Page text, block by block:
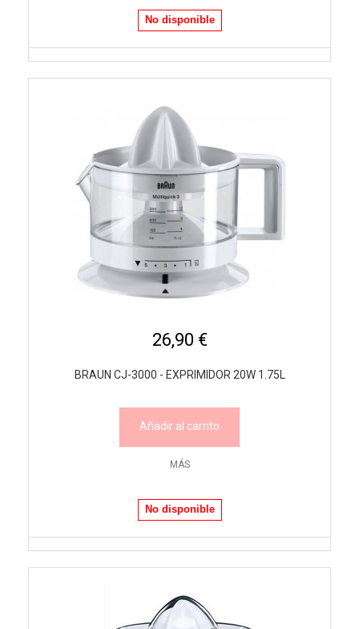
No disponible
26,90 €
BRAUN CJ-3000 - EXPRIMIDOR 20W 1.75L
Añadir al carrito
MÁS
No disponible